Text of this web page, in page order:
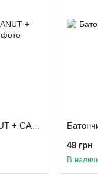
Батончик шоколадный "PEANUT + CARAMEL" FIZI, 40 г
49 грн
В